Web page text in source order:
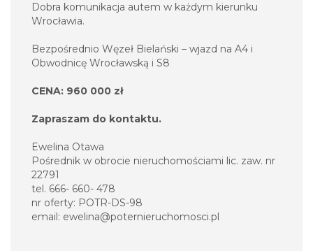
Dobra komunikacja autem w każdym kierunku
Wrocławia.
Bezpośrednio Węzeł Bielański – wjazd na A4 i
Obwodnicę Wrocławską i S8
CENA: 960 000 zł
Zapraszam do kontaktu.
Ewelina Otawa
Pośrednik w obrocie nieruchomościami lic. zaw. nr
22791
tel. 666- 660- 478
nr oferty: POTR-DS-98
email: ewelina@poternieruchomosci.pl